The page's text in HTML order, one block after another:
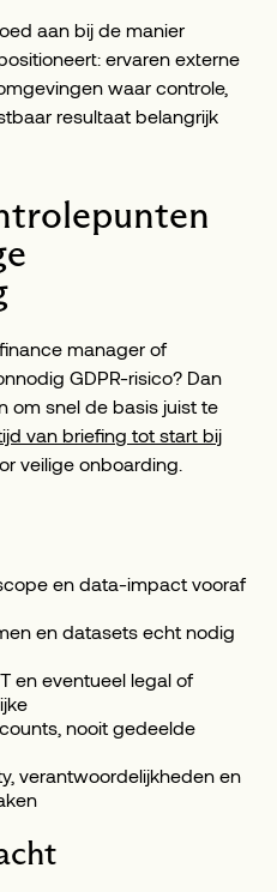
aan bij de manier
ervaren externe
waar controle,
resultaat belangrijk
manager of
GDPR-risico? Dan
om snel de basis juist te
van briefing tot start bij
veilige onboarding.
en data-impact vooraf
en datasets echt nodig
en eventueel legal of
nooit gedeelde
verantwoordelijkheden en